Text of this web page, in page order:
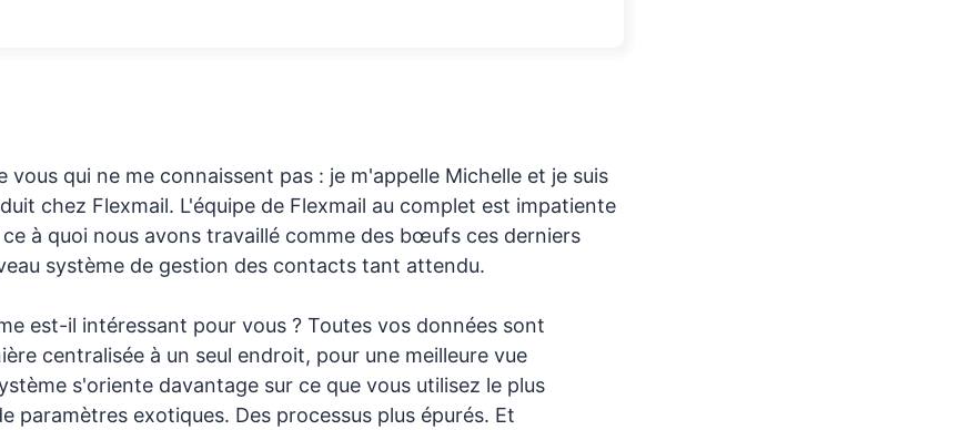
vous qui ne me connaissent pas : je m'appelle Michelle et je suis
chez Flexmail. L'équipe de Flexmail au complet est impatiente
à quoi nous avons travaillé comme des bœufs ces derniers
système de gestion des contacts tant attendu.
est-il intéressant pour vous ? Toutes vos données sont
centralisée à un seul endroit, pour une meilleure vue
s'oriente davantage sur ce que vous utilisez le plus
paramètres exotiques. Des processus plus épurés. Et